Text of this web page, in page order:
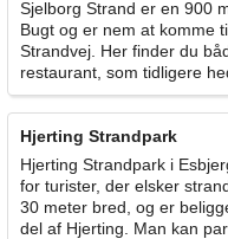
Sjelborg Strand er en 900
Bugt og er nem at komme
Strandvej. Her finder du
restaurant, som tidligere
Hjerting Strandpark
Hjerting Strandpark i
for turister, der elsker
30 meter bred, og er
del af Hjerting. Man kan